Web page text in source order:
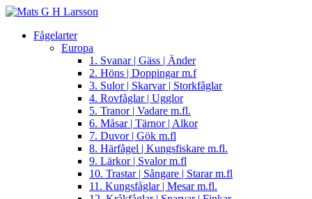
Fågelarter
Europa
1. Svanar | Gäss | Änder
2. Höns | Doppingar m.f
3. Sulor | Skarvar | Storkfåglar
4. Rovfåglar | Ugglor
5. Tranor | Vadare m.fl.
6. Måsar | Tärnor | Alkor
7. Duvor | Gök m.fl
8. Härfågel | Kungsfiskare m.fl.
9. Lärkor | Svalor m.fl
10. Trastar | Sångare | Starar m.fl
11. Kungsfåglar | Mesar m.fl.